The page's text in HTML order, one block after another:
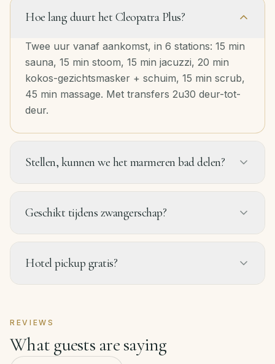
Hoe lang duurt het Cleopatra Plus?
Twee uur vanaf aankomst, in 6 stations: 15 min
sauna, 15 min stoom, 15 min jacuzzi, 20 min
kokos-gezichtsmasker + schuim, 15 min scrub,
45 min massage. Met transfers 2u30 deur-tot-
deur.
Stellen, kunnen we het marmeren bad delen?
Geschikt tijdens zwangerschap?
Hotel pickup gratis?
REVIEWS
What guests are saying